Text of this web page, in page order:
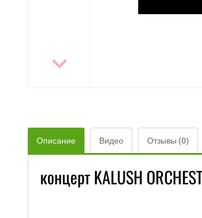
Описание Видео Отзывы (0)
концерт KALUSH